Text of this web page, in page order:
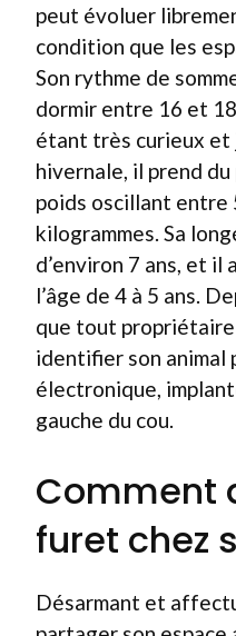
peut évoluer
condition que les
Son rythme de
dormir entre 16 et
étant très curieux et
hivernale, il prend
poids oscillant entre
kilogrammes. Sa
d’environ 7 ans, et
l’âge de 4 à 5 ans.
que tout
identifier son animal
électronique,
gauche du cou.
Comment
furet chez
Désarmant et